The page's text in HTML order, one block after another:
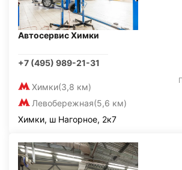
Автосервис Химки
+7 (495) 989-21-31
Химки(3,8 км)
Левобережная(5,6 км)
Химки, ш Нагорное, 2к7